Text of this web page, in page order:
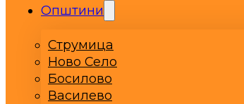
Општини
Струмица
Ново Село
Босилово
Василево